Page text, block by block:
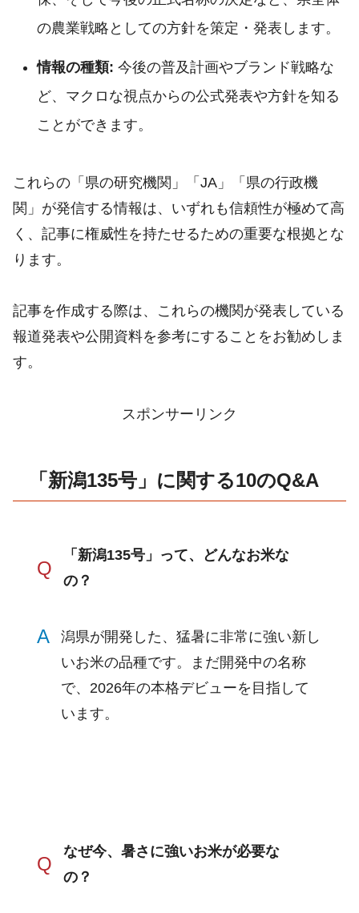
の農業戦略としての方針を策定・発表します。
情報の種類: 今後の普及計画やブランド戦略な
ど、マクロな視点からの公式発表や方針を知る
ことができます。
これらの「県の研究機関」「JA」「県の行政機
関」が発信する情報は、いずれも信頼性が極めて高
く、記事に権威性を持たせるための重要な根拠とな
ります。
記事を作成する際は、これらの機関が発表している
報道発表や公開資料を参考にすることをお勧めしま
す。
スポンサーリンク
「新潟135号」に関する10のQ&A
Q
「新潟135号」って、どんなお米な
の？
A
潟県が開発した、猛暑に非常に強い新し
いお米の品種です。まだ開発中の名称
で、2026年の本格デビューを目指して
います。
Q
なぜ今、暑さに強いお米が必要な
の？